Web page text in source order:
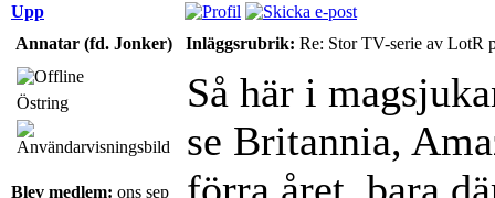
Upp
Annatar (fd. Jonker)
Inläggsrubrik: Re: Stor TV-serie av LotR
Östring
Blev medlem: ons sep
Så här i
se Britannia,